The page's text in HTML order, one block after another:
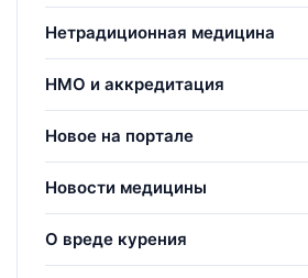
Нетрадиционная медицина
НМО и аккредитация
Новое на портале
Новости медицины
О вреде курения